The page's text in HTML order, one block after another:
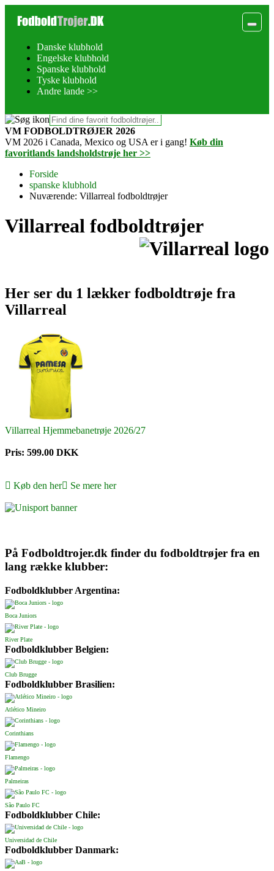
Danske klubhold
Engelske klubhold
Spanske klubhold
Tyske klubhold
Andre lande >>
VM FODBOLDTRØJER 2026
VM 2026 i Canada, Mexico og USA er i gang! Køb din
favoritlands landsholdstrøje her >>
Forside
spanske klubhold
Nuværende: Villarreal fodboldtrøjer
Villarreal fodboldtrøjer
Her ser du 1 lækker fodboldtrøje fra
Villarreal
Villarreal Hjemmebanetrøje 2026/27
Pris: 599.00 DKK
Køb den her Se mere her
På Fodboldtrojer.dk finder du fodboldtrøjer fra en
lang række klubber:
Fodboldklubber Argentina:
Boca Juniors
River Plate
Fodboldklubber Belgien:
Club Brugge
Fodboldklubber Brasilien:
Atlético Mineiro
Corinthians
Flamengo
Palmeiras
São Paulo FC
Fodboldklubber Chile:
Universidad de Chile
Fodboldklubber Danmark: